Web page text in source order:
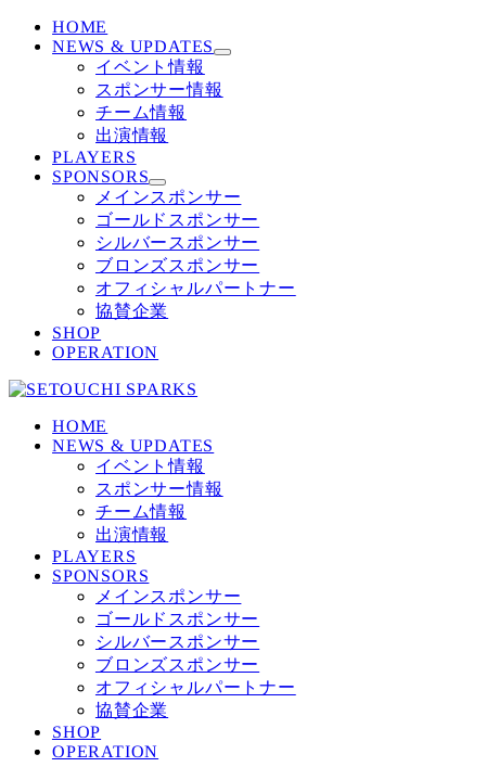
HOME
NEWS & UPDATES
イベント情報
スポンサー情報
チーム情報
出演情報
PLAYERS
SPONSORS
メインスポンサー
ゴールドスポンサー
シルバースポンサー
ブロンズスポンサー
オフィシャルパートナー
協賛企業
SHOP
OPERATION
HOME
NEWS & UPDATES
イベント情報
スポンサー情報
チーム情報
出演情報
PLAYERS
SPONSORS
メインスポンサー
ゴールドスポンサー
シルバースポンサー
ブロンズスポンサー
オフィシャルパートナー
協賛企業
SHOP
OPERATION